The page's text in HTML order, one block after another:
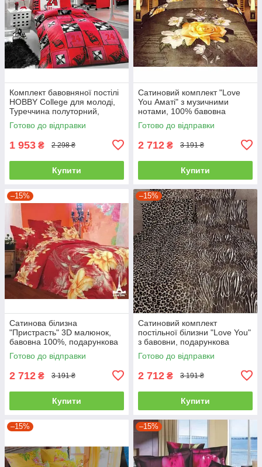
Комплект бавовняної постілі
HOBBY College для молоді,
Туреччина полуторний,
червоний
Готово до відправки
1 953 ₴ 2 298 ₴
Купити
Сатиновий комплект "Love
You Аматі" з музичними
нотами, 100% бавовна
полуторний
Готово до відправки
2 712 ₴ 3 191 ₴
Купити
–15%
Сатинова білизна
"Пристрасть" 3D малюнок,
бавовна 100%, подарункова
упаковка полуторний
Готово до відправки
2 712 ₴ 3 191 ₴
Купити
–15%
Сатиновий комплект
постільної білизни "Love You"
з бавовни, подарункова
упаковка полуторний
Готово до відправки
2 712 ₴ 3 191 ₴
Купити
–15% –15%